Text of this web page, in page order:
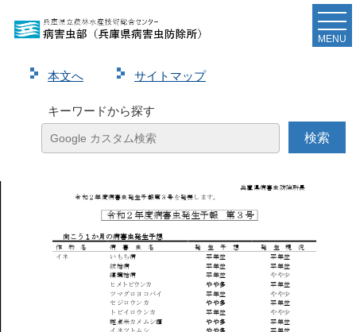
本⽂へ サイトマップ
キーワードから探す
MENU
令和2年度病害虫発生予報第3号を発表しました
ページ ズーム